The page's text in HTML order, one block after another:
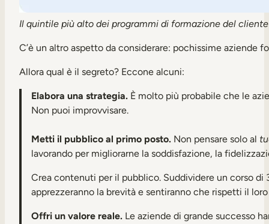
Il quintile più alto dei programmi di formazione del
C’è un altro aspetto da considerare: pochissime aziende
Allora qual è il segreto? Eccone alcuni:
Elabora una strategia. È molto più probabile che le
Non puoi improvvisare.
Metti il pubblico al primo posto. Non pensare solo al
lavorando per migliorarne la soddisfazione, la
Crea contenuti per il pubblico. Suddividere un corso
apprezzeranno la brevità e sentiranno che rispetti il
Offri un valore reale. Le aziende di grande successo